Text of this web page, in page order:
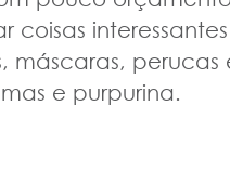
máscaras, perucas
e purpurina.